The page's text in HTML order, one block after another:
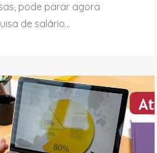
pode parar agora
de salário...